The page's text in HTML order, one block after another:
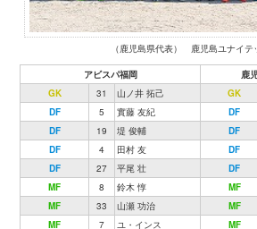
（鹿児島県代表） 鹿児島ユナイテ
アビスパ福岡
鹿
GK
31 山ノ井 拓己 GK
DF
5 實藤 友紀 DF
DF
19 堤 俊輔 DF
DF
4 田村 友 DF
DF
27 平尾 壮 DF
MF
8 鈴木 惇 MF
MF
33 山瀬 功治 MF
MF
7 ユ・インス MF